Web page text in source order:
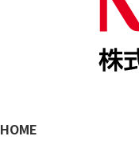
HOME